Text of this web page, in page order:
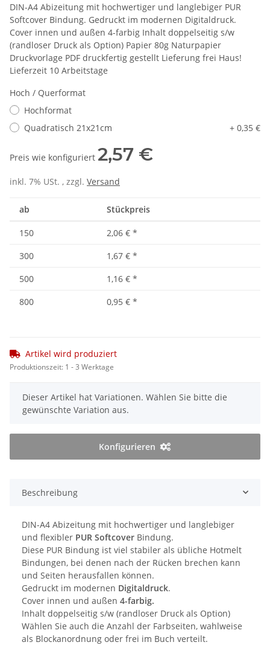
DIN-A4 Abizeitung mit hochwertiger und langlebiger PUR
Softcover Bindung. Gedruckt im modernen Digitaldruck.
Cover innen und außen 4-farbig Inhalt doppelseitig s/w
(randloser Druck als Option) Papier 80g Naturpapier
Druckvorlage PDF druckfertig gestellt Lieferung frei Haus!
Lieferzeit 10 Arbeitstage
Hoch / Querformat
Hochformat
Quadratisch 21x21cm
+ 0,35 €
Preis wie konfiguriert 2,57 €
inkl. 7% USt. , zzgl. Versand
ab Stückpreis
150 2,06 € *
300
1,67 € *
500
1,16 € *
800
0,95 € *
Artikel wird produziert
Produktionszeit: 1 - 3 Werktage
x
Dieser Artikel hat Variationen. Wählen Sie bitte die
gewünschte Variation aus.
Konfigurieren
Beschreibung
DIN-A4 Abizeitung mit hochwertiger und langlebiger
und flexibler PUR Softcover Bindung.
Diese PUR Bindung ist viel stabiler als übliche Hotmelt
Bindungen, bei denen nach der Rücken brechen kann
und Seiten herausfallen können.
Gedruckt im modernen Digitaldruck.
Cover innen und außen 4-farbig.
Inhalt doppelseitig s/w (randloser Druck als Option)
Wählen Sie auch die Anzahl der Farbseiten, wahlweise
als Blockanordnung oder frei im Buch verteilt.